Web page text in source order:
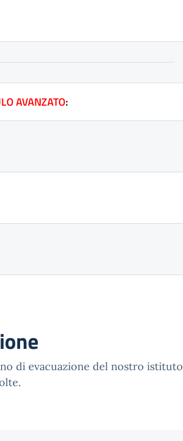
AVANZATO:
di evacuazione del nostro istituto